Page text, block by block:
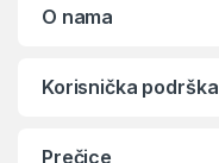
O nama
Korisnička podrška
Prečice